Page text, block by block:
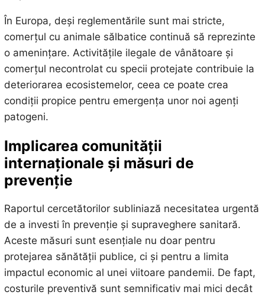
În Europa, deși reglementările sunt mai stricte,
comerțul cu animale sălbatice continuă să reprezinte
o amenințare. Activitățile ilegale de vânătoare și
comerțul necontrolat cu specii protejate contribuie la
deteriorarea ecosistemelor, ceea ce poate crea
condiții propice pentru emergența unor noi agenți
patogeni.
Implicarea comunității
internaționale și măsuri de
prevenție
Raportul cercetătorilor subliniază necesitatea urgentă
de a investi în prevenție și supraveghere sanitară.
Aceste măsuri sunt esențiale nu doar pentru
protejarea sănătății publice, ci și pentru a limita
impactul economic al unei viitoare pandemii. De fapt,
costurile preventivă sunt semnificativ mai mici decât